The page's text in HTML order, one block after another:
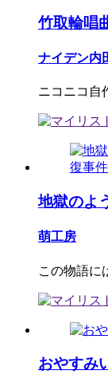
竹取輪唱
ナイデン内
ニコニコ自
地獄のよ
萌工房
この物語に
おやすみ